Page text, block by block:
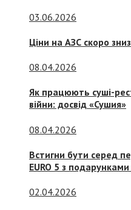
03.06.2026
Ціни на АЗС скоро
08.04.2026
Як працюють суші-
війни: досвід «Сушия»
08.04.2026
Встигни бути серед
EURO 5 з
02.04.2026